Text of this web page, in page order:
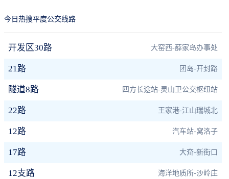
今日热搜平度公交线路
开发区30路 大窑西-薛家岛办事处
21路 团岛-开封路
隧道8路 四方长途站-灵山卫公交枢纽站
22路 王家港-江山瑞城北
12路 汽车站-窝洛子
17路 大夼-新街口
12支路 海洋地质所-沙岭庄